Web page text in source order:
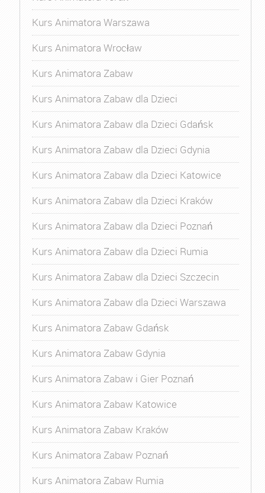
Kurs Animatora Warszawa
Kurs Animatora Wrocław
Kurs Animatora Zabaw
Kurs Animatora Zabaw dla Dzieci
Kurs Animatora Zabaw dla Dzieci Gdańsk
Kurs Animatora Zabaw dla Dzieci Gdynia
Kurs Animatora Zabaw dla Dzieci Katowice
Kurs Animatora Zabaw dla Dzieci Kraków
Kurs Animatora Zabaw dla Dzieci Poznań
Kurs Animatora Zabaw dla Dzieci Rumia
Kurs Animatora Zabaw dla Dzieci Szczecin
Kurs Animatora Zabaw dla Dzieci Warszawa
Kurs Animatora Zabaw Gdańsk
Kurs Animatora Zabaw Gdynia
Kurs Animatora Zabaw i Gier Poznań
Kurs Animatora Zabaw Katowice
Kurs Animatora Zabaw Kraków
Kurs Animatora Zabaw Poznań
Kurs Animatora Zabaw Rumia